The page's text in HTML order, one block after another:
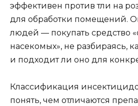
эффективен против тли на
для обработки помещений.
людей — покупать средство
насекомых», не разбираясь,
и подходит ли оно для
Классификация
понять, чем отличаются